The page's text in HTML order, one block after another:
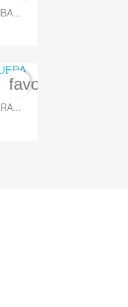
favorite_border